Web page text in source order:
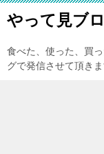
やって見ブ
食べた、使った、買
グで発信させて頂きま